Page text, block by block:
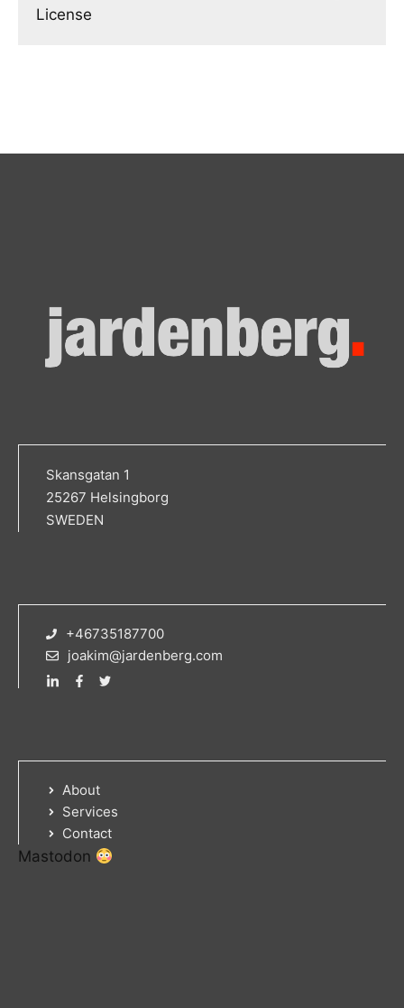
License
Skansgatan 1
25267 Helsingborg
SWEDEN
+46735187700
joakim@jardenberg.com
About
Services
Contact
Mastodon